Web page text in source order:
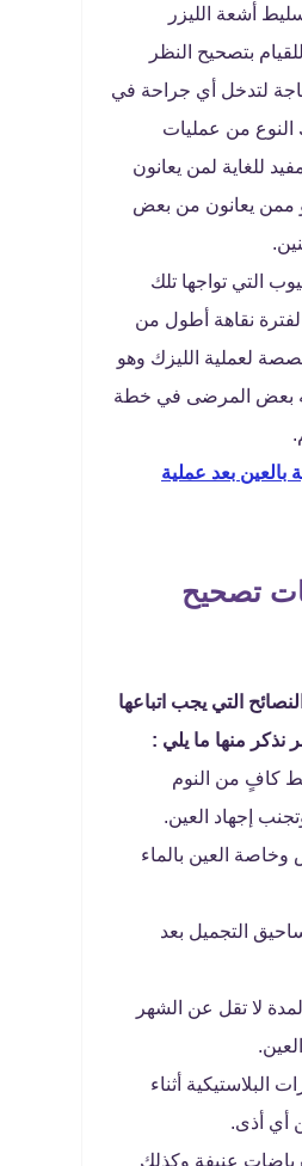
أشعة الليزر
بتصحيح النظر
لتدخل أي جراحة في
النوع من عمليات
للغاية لمن يعانون
ممن يعانون من بعض
التي تواجها تلك
لفترة نقاهة أطول من
لعملية الليزك وهو
بعض المرضى في خطة
بالعين بعد عملية
تصحيح
التي يجب اتباعها
نذكر منها ما يلي :
كافٍ من النوم
إجهاد العين.
العين بالماء
التجميل بعد
لا تقل عن الشهر
البلاستيكية أثناء
أي أذى.
عنيفة وكذلك